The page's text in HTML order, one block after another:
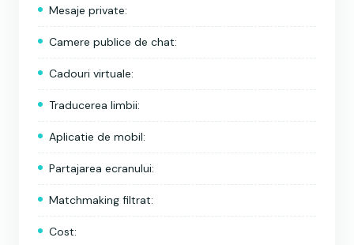
Mesaje private:
Camere publice de chat:
Cadouri virtuale:
Traducerea limbii:
Aplicatie de mobil:
Partajarea ecranului:
Matchmaking filtrat:
Cost: